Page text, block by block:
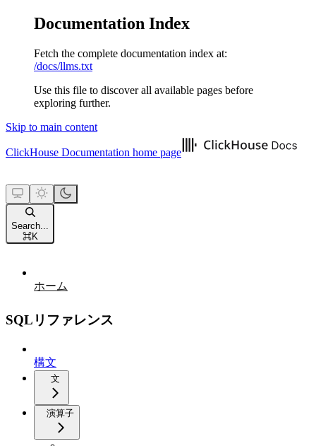
Documentation Index
Fetch the complete documentation index at:
/docs/llms.txt
Use this file to discover all available pages before
exploring further.
Skip to main content
ClickHouse Documentation home page
Search...
⌘K
ホーム
SQLリファレンス
構文
文
演算子